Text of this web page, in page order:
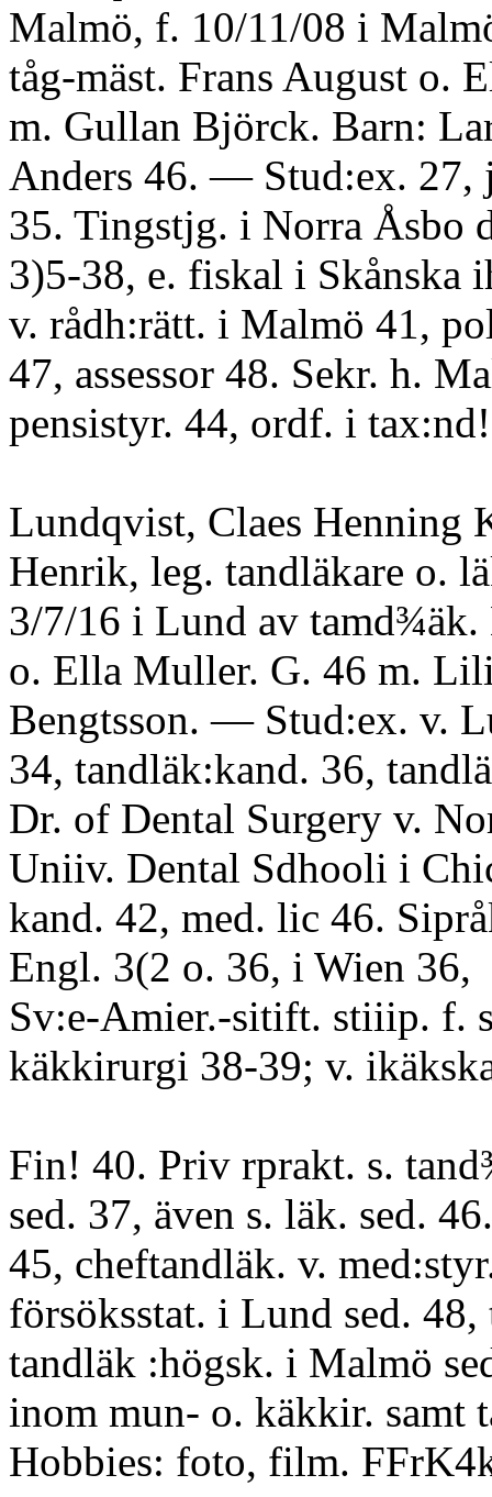
Malmö, f. 10/11/08 i
tåg-mäst. Frans August o.
m. Gullan Björck. Barn:
Anders 46. — Stud:ex. 27,
35. Tingstjg. i Norra Åsbo
3)5-38, e. fiskal i Skånska
v. rådh:rätt. i Malmö 41,
47, assessor 48. Sekr. h.
pensistyr. 44, ordf. i
Lundqvist, Claes Henning
Henrik, leg. tandläkare o.
3/7/16 i Lund av
o. Ella Muller. G. 46 m.
Bengtsson. — Stud:ex. v.
34, tandläk:kand. 36,
Dr. of Dental Surgery v.
Uniiv. Dental Sdhooli i
kand. 42, med. lic 46.
Engl. 3(2 o. 36, i Wien 36,
Sv:e-Amier.-sitift. stiiip. f.
käkkirurgi 38-39; v.
Fin! 40. Priv rprakt. s.
sed. 37, även s. läk. sed.
45, cheftandläk. v.
försöksstat. i Lund sed.
tandläk :högsk. i Malmö
inom mun- o. käkkir. samt
Hobbies: foto, film.